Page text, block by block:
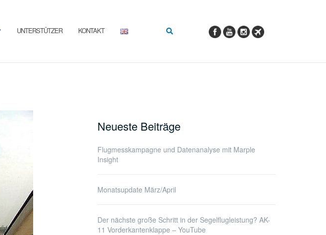
UNTERSTÜTZER KONTAKT
Neueste Beiträge
Flugmesskampagne und Datenanalyse mit Marple
Insight
Monatsupdate März/April
Der nächste große Schritt in der Segelflugleistung? AK-
11 Vorderkantenklappe – YouTube